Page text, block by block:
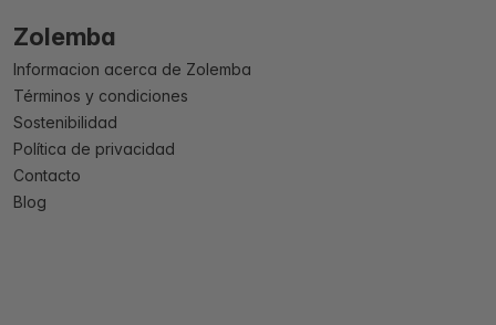
Zolemba
Informacion acerca de Zolemba
Términos y condiciones
Sostenibilidad
Política de privacidad
Contacto
Blog